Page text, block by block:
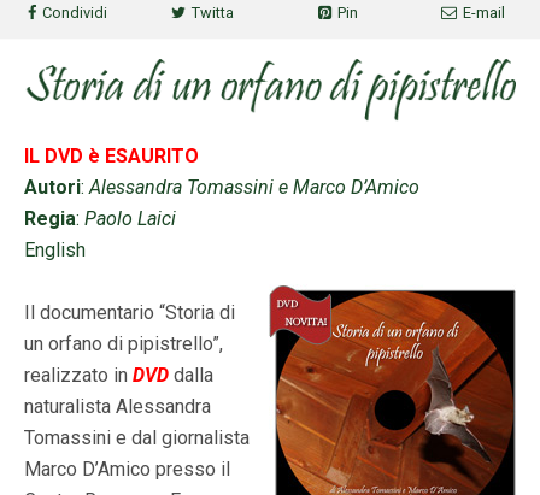
Condividi Twitta Pin E-mail
IL DVD è ESAURITO
Autori:Alessandra Tomassini e Marco D’Amico
Regia: Paolo Laici
English
Il documentario “Storia di
un orfano di pipistrello”,
realizzato in DVD dalla
naturalista Alessandra
Tomassini e dal giornalista
Marco D’Amico presso il